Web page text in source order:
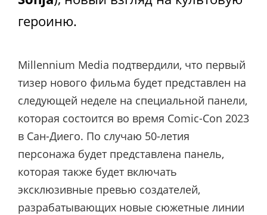
героиню.
Millennium Media подтвердили, что первый
тизер нового фильма будет представлен на
следующей неделе на специальной панели,
которая состоится во время Comic-Con 2023
в Сан-Диего. По случаю 50-летия
персонажа будет представлена панель,
которая также будет включать
эксклюзивные превью создателей,
разрабатывающих новые сюжетные линии